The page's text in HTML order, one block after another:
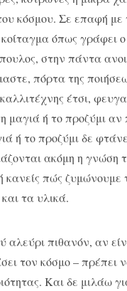
κόσμου. Σε επαφή με
όπως γράφει ο
στην πάντα
πόρτα της
έτσι,
μαγιά ή το προζύμι αν
ή το προζύμι δε
ακόμη η γνώση
κανείς πώς ζυμώνουμε
τα υλικά.
αλεύρι πιθανόν, αν
τον κόσμο – πρέπει
Και δε μιλάω